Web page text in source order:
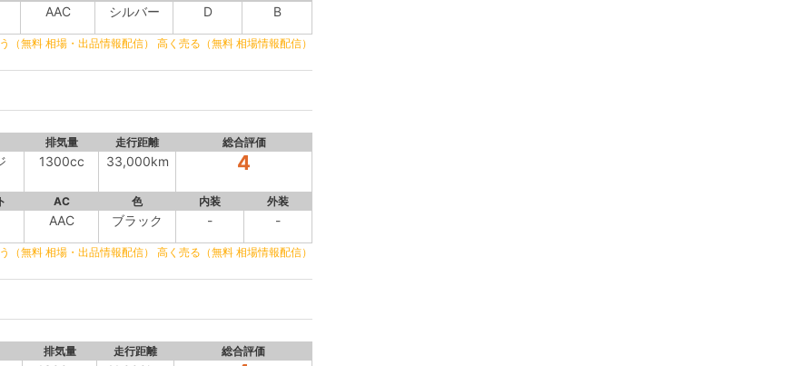
AAC シルバー D B
（無料 相場・出品情報配信） 高く売る（無料 相場情報配信）
排気量 走行距離 総合評価
1300cc 33,000km 4
AC 色 内装 外装
AAC ブラック - -
（無料 相場・出品情報配信） 高く売る（無料 相場情報配信）
排気量 走行距離 総合評価